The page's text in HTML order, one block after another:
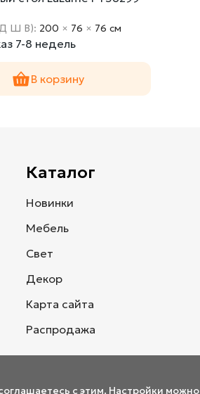
Ш В): 200 × 76 × 76 cм
7-8 недель
В корзину
Каталог
Новинки
Мебель
Свет
Декор
Карта сайта
Распродажа
с этим. Настройки можно